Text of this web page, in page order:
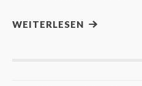
WEITERLESEN